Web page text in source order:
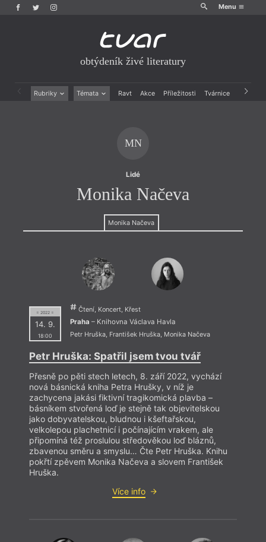
Menu
obtýdeník živé literatury
Rubriky Témata Ravt Akce Příležitosti Tvárnice Archiv
MN
Lidé
Monika Načeva
Monika Načeva
= 2022 =
14. 9.
18:00
Čtení, Koncert, Křest
Praha – Knihovna Václava Havla
Petr Hruška, František Hruška, Monika Načeva
Petr Hruška: Spatřil jsem tvou tvář
Přesně po pěti stech letech, 8. září 2022, vychází
nová básnická kniha Petra Hrušky, v níž je
zachycena jakási fiktivní tragikomická plavba –
básníkem stvořená loď je stejně tak objevitelskou
jako dobyvatelskou, bludnou i kšeftařskou,
velkolepou plachetnicí i počínajícím vrakem, ale
připomíná též proslulou středověkou loď bláznů,
zbavenou směru a smyslu… Čte Petr Hruška. Knihu
pokřtí zpěvem Monika Načeva a slovem František
Hruška.
Více info